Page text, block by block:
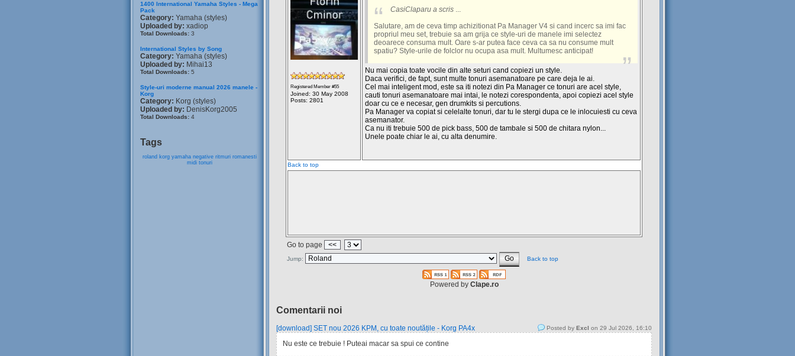
1400 International Yamaha Styles - Mega
Pack
Category: Yamaha (styles)
Uploaded by: xadiop
Total Downloads: 3
International Styles by Song
Category: Yamaha (styles)
Uploaded by: Mihai13
Total Downloads: 5
Style-uri moderne manual 2026 manele -
Korg
Category: Korg (styles)
Uploaded by: DenisKorg2005
Total Downloads: 4
Tags
roland korg yamaha negative ritmuri romanesti
midi tonuri
Registered Member #55
Joined: 30 May 2008
Posts: 2801
CasiClaparu a scris ...
Salutare, am de ceva timp achizitionat Pa Manager V4 si cand incerc sa imi fac
propriul meu set, trebuie sa am grija ce style-uri de manele imi selectez
deoarece consuma mult. Oare s-ar putea face ceva ca sa nu consume mult
spatiu? Style-urile de folclor nu ocupa asa mult. Multumesc anticipat!
Nu mai copia toate vocile din alte seturi cand copiezi un style.
Daca verifici, de fapt, sunt multe tonuri asemanatoare pe care deja le ai.
Cel mai inteligent mod, este sa iti notezi din Pa Manager ce tonuri are acel style,
cauti tonuri asemanatoare mai intai, le notezi corespondenta, apoi copiezi acel style
doar cu ce e necesar, gen drumkits si percutions.
Pa Manager va copiat si celelalte tonuri, dar tu le stergi dupa ce le inlocuiesti cu ceva
asemanator.
Ca nu iti trebuie 500 de pick bass, 500 de tambale si 500 de chitara nylon...
Unele poate chiar le ai, cu alta denumire.
Back to top
Go to page <<
Jump: Back to top
Powered by Clape.ro
Comentarii noi
[download] SET nou 2026 KPM, cu toate noutățile - Korg PA4x Posted by Excl on 29 Jul 2026, 16:10
Nu este ce trebuie ! Puteai macar sa spui ce contine